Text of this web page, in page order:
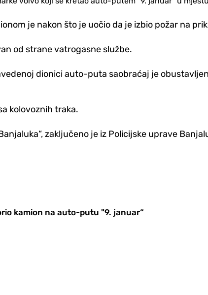
je nakon što je uočio da je izbio požar na
od strane vatrogasne službe.
dionici auto-puta saobraćaj je
kolovoznih traka.
zaključeno je iz Policijske uprave
kamion na auto-putu "9. januar“